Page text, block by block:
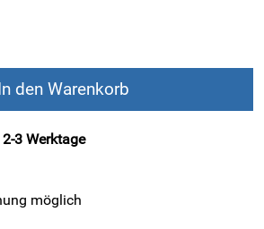
den Warenkorb
3 Werktage
möglich